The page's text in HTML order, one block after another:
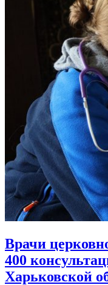
Врачи
400
Харьковской